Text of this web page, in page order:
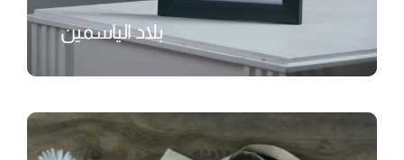
بلاد الياسمين